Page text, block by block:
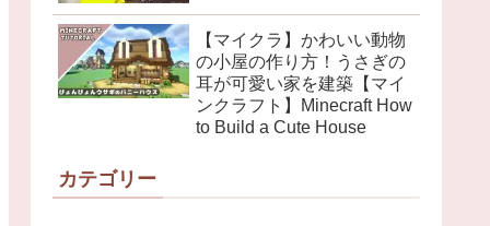
【マイクラ】かわいい動物
の小屋の作り方！うさぎの
耳が可愛い家を建築【マイ
ンクラフト】Minecraft How
to Build a Cute House
カテゴリー